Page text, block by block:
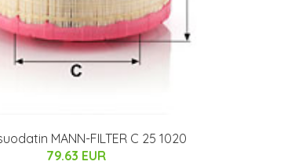
MANN-FILTER C 25 1020
79.63 EUR